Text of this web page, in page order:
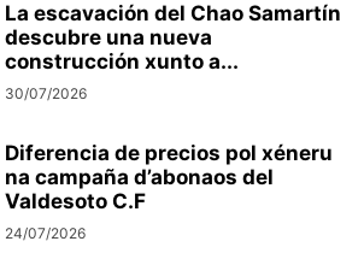
La escavación del Chao Samartín
descubre una nueva
construcción xunto a...
30/07/2026
Diferencia de precios pol xéneru
na campaña d’abonaos del
Valdesoto C.F
24/07/2026